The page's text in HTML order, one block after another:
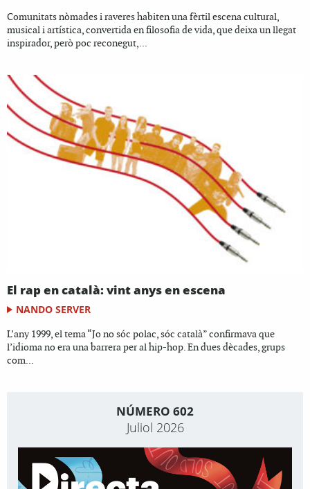
Comunitats nòmades i raveres habiten una fèrtil escena cultural,
musical i artística, convertida en filosofia de vida, que deixa un llegat
inspirador, però poc reconegut,...
El rap en català: vint anys en escena
NANDO SERVER
L’any 1999, el tema “Jo no sóc polac, sóc català” confirmava que
l’idioma no era una barrera per al hip-hop. En dues dècades, grups
com...
NÚMERO 602
Juliol 2026